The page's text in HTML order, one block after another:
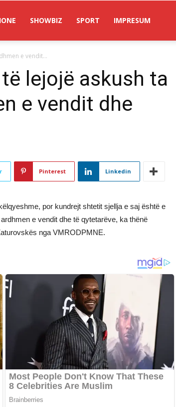
SHOWBIZ SPORT IMPRESUM
e vendit...
lejojë askush ta
e vendit dhe
Pinterest Linkedin
por kundrejt shtetit sjellja e saj është e
e vendit dhe të qytetarëve, ka thënë
nga VMRODPMNE.